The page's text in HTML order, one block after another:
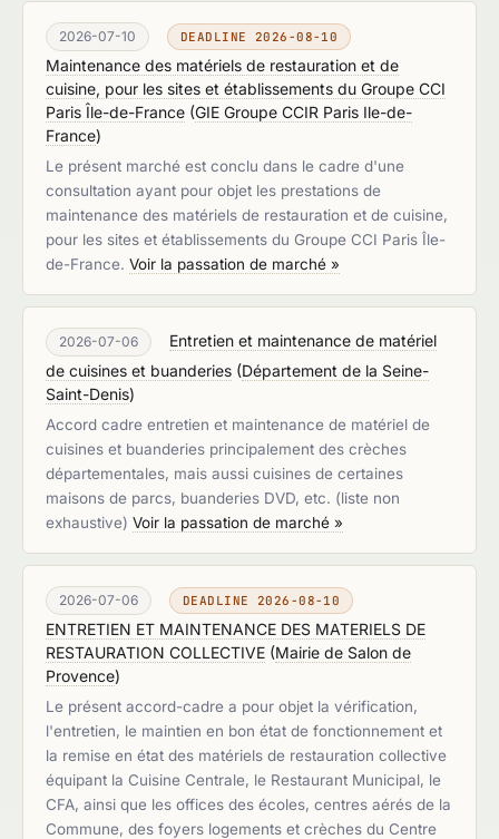
2026-07-10 DEADLINE 2026-08-10
Maintenance des matériels de restauration et de
cuisine, pour les sites et établissements du Groupe CCI
Paris Île-de-France (GIE Groupe CCIR Paris Ile-de-
France)
Le présent marché est conclu dans le cadre d'une
consultation ayant pour objet les prestations de
maintenance des matériels de restauration et de cuisine,
pour les sites et établissements du Groupe CCI Paris Île-
de-France. Voir la passation de marché »
2026-07-06
Entretien et maintenance de matériel
de cuisines et buanderies (Département de la Seine-
Saint-Denis)
Accord cadre entretien et maintenance de matériel de
cuisines et buanderies principalement des crèches
départementales, mais aussi cuisines de certaines
maisons de parcs, buanderies DVD, etc. (liste non
exhaustive) Voir la passation de marché »
2026-07-06 DEADLINE 2026-08-10
ENTRETIEN ET MAINTENANCE DES MATERIELS DE
RESTAURATION COLLECTIVE (Mairie de Salon de
Provence)
Le présent accord-cadre a pour objet la vérification,
l'entretien, le maintien en bon état de fonctionnement et
la remise en état des matériels de restauration collective
équipant la Cuisine Centrale, le Restaurant Municipal, le
CFA, ainsi que les offices des écoles, centres aérés de la
Commune, des foyers logements et crèches du Centre